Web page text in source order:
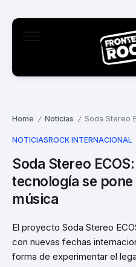
Home / Noticias / Soda Stereo ECOS:
NOTICIASROCK INTERNACIONAL
Soda Stereo
tecnología se
música
El proyecto Soda Stereo
con nuevas fechas
forma de experimentar el